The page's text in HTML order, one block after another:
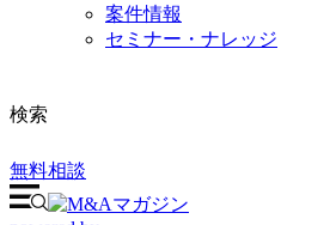
案件情報
セミナー・ナレッジ
検索
無料相談